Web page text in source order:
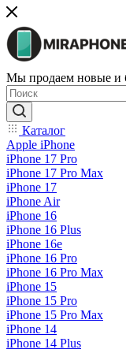
Мы продаем новые и
Каталог
Apple iPhone
iPhone 17 Pro
iPhone 17 Pro Max
iPhone 17
iPhone Air
iPhone 16
iPhone 16 Plus
iPhone 16e
iPhone 16 Pro
iPhone 16 Pro Max
iPhone 15
iPhone 15 Pro
iPhone 15 Pro Max
iPhone 14
iPhone 14 Plus